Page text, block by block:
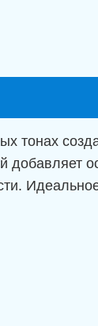
тонах
добавляет